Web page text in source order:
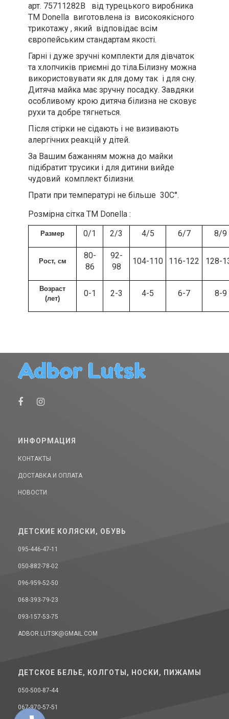
арт. 75711282B від турецького виробника
ТМ Donella виготовлена із високоякісного
трикотажу , який відповідає всім
європейським стандартам якості.
Гарні і дуже зручні комплекти для дівчаток
та хлопчиків приємні до тіла.Білизну можна
використовувати як для дому так і для сну.
Дитяча майка має зручну посадку. Завдяки
особливому крою дитяча білизна не сковує
рухи та добре тягнеться.
Після стірки не сідають і не визивають
алергічних реакцій у дітей.
За Вашим бажанням можна до майки
підібратит трусики і для дитини вийде
чудовий комплект білизни.
Прати при температурі не більше 30С°.
Розмірна сітка ТМ Donella :
Размер 0/1 2/3 4/5 6/7 8/9
Рост, см
80-
86
92-
98
104-110 116-122 128-
Возраст
(лет)
0-1 2-3 4-5 6-7 8-9
ИНФОРМАЦИЯ
КОНТАКТЫ
ДОСТАВКА И ОПЛАТА
НОВОСТИ
ДЕТСКИЕ КОЛЯСКИ, ОБУВЬ
095-446-47-11
050-882-78-02
096-959-52-50
068-393-79-23
093-157-53-75
ADBOR.LUTSK@GMAIL.COM
ДЕТСКОЕ БЕЛЬЕ, КОЛГОТЫ, НОСКИ, ПИЖАМЫ
050-500-87-44
067-970-57-51